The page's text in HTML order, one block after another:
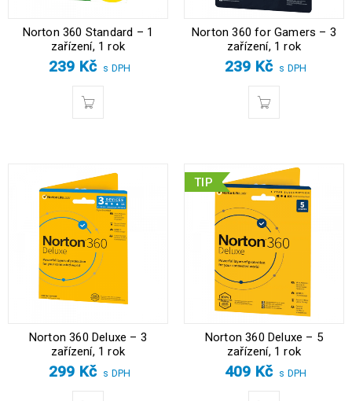
Norton 360 Standard – 1
zařízení, 1 rok
239 Kč s DPH
Norton 360 for Gamers – 3
zařízení, 1 rok
239 Kč s DPH
Norton 360 Deluxe – 3
zařízení, 1 rok
299 Kč s DPH
TIP
Norton 360 Deluxe – 5
zařízení, 1 rok
409 Kč s DPH